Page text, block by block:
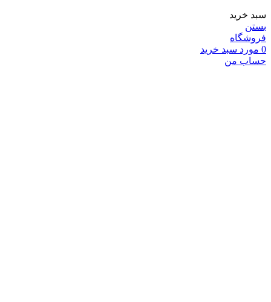
سبد خرید
بستن
فروشگاه
0 مورد سبد خرید
حساب من